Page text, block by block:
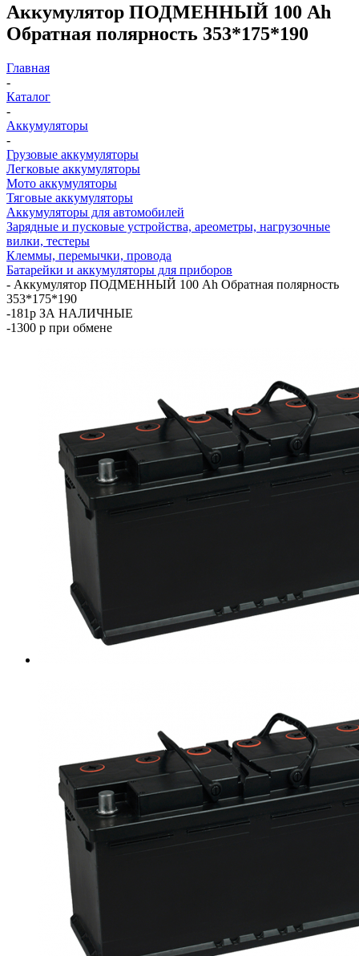
Аккумулятор ПОДМЕННЫЙ 100 Ah
Обратная полярность 353*175*190
Главная
-
Каталог
-
Аккумуляторы
-
Грузовые аккумуляторы
Легковые аккумуляторы
Мото аккумуляторы
Тяговые аккумуляторы
Аккумуляторы для автомобилей
Зарядные и пусковые устройства, ареометры, нагрузочные
вилки, тестеры
Клеммы, перемычки, провода
Батарейки и аккумуляторы для приборов
- Аккумулятор ПОДМЕННЫЙ 100 Ah Обратная полярность
353*175*190
-181р ЗА НАЛИЧНЫЕ
-1300 р при обмене